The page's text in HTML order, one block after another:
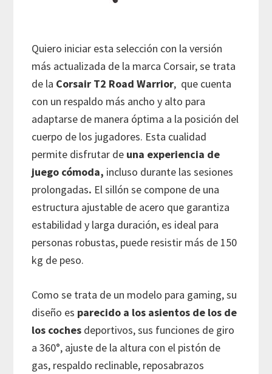
Quiero iniciar esta selección con la versión
más actualizada de la marca Corsair, se trata
de la Corsair T2 Road Warrior, que cuenta
con un respaldo más ancho y alto para
adaptarse de manera óptima a la posición del
cuerpo de los jugadores. Esta cualidad
permite disfrutar de una experiencia de
juego cómoda, incluso durante las sesiones
prolongadas. El sillón se compone de una
estructura ajustable de acero que garantiza
estabilidad y larga duración, es ideal para
personas robustas, puede resistir más de 150
kg de peso.
Como se trata de un modelo para gaming, su
diseño es parecido a los asientos de los de
los coches deportivos, sus funciones de giro
a 360°, ajuste de la altura con el pistón de
gas, respaldo reclinable, reposabrazos